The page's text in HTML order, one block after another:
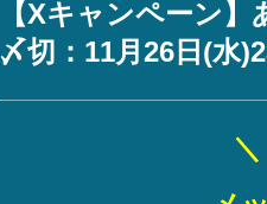
【Xキャンペーン
〆切：11月26日(水